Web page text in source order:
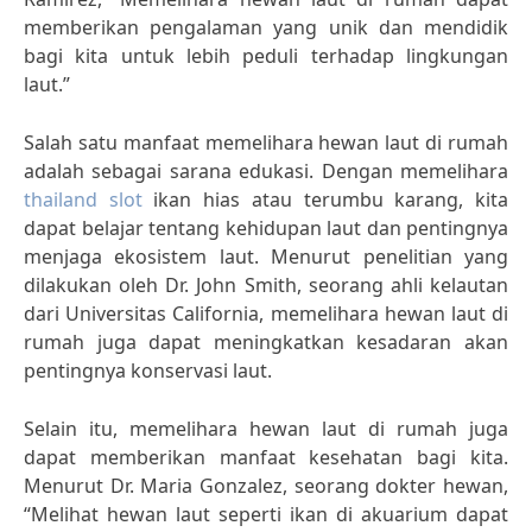
memberikan pengalaman yang unik dan mendidik
bagi kita untuk lebih peduli terhadap lingkungan
laut.”
Salah satu manfaat memelihara hewan laut di rumah
adalah sebagai sarana edukasi. Dengan memelihara
thailand slotikan hias atau terumbu karang, kita
dapat belajar tentang kehidupan laut dan pentingnya
menjaga ekosistem laut. Menurut penelitian yang
dilakukan oleh Dr. John Smith, seorang ahli kelautan
dari Universitas California, memelihara hewan laut di
rumah juga dapat meningkatkan kesadaran akan
pentingnya konservasi laut.
Selain itu, memelihara hewan laut di rumah juga
dapat memberikan manfaat kesehatan bagi kita.
Menurut Dr. Maria Gonzalez, seorang dokter hewan,
“Melihat hewan laut seperti ikan di akuarium dapat